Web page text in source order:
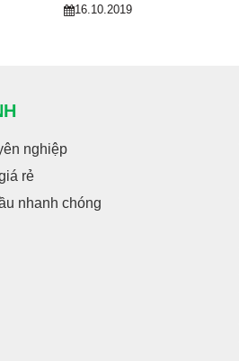
16.10.2019
nghiệp
rẻ
nhanh chóng